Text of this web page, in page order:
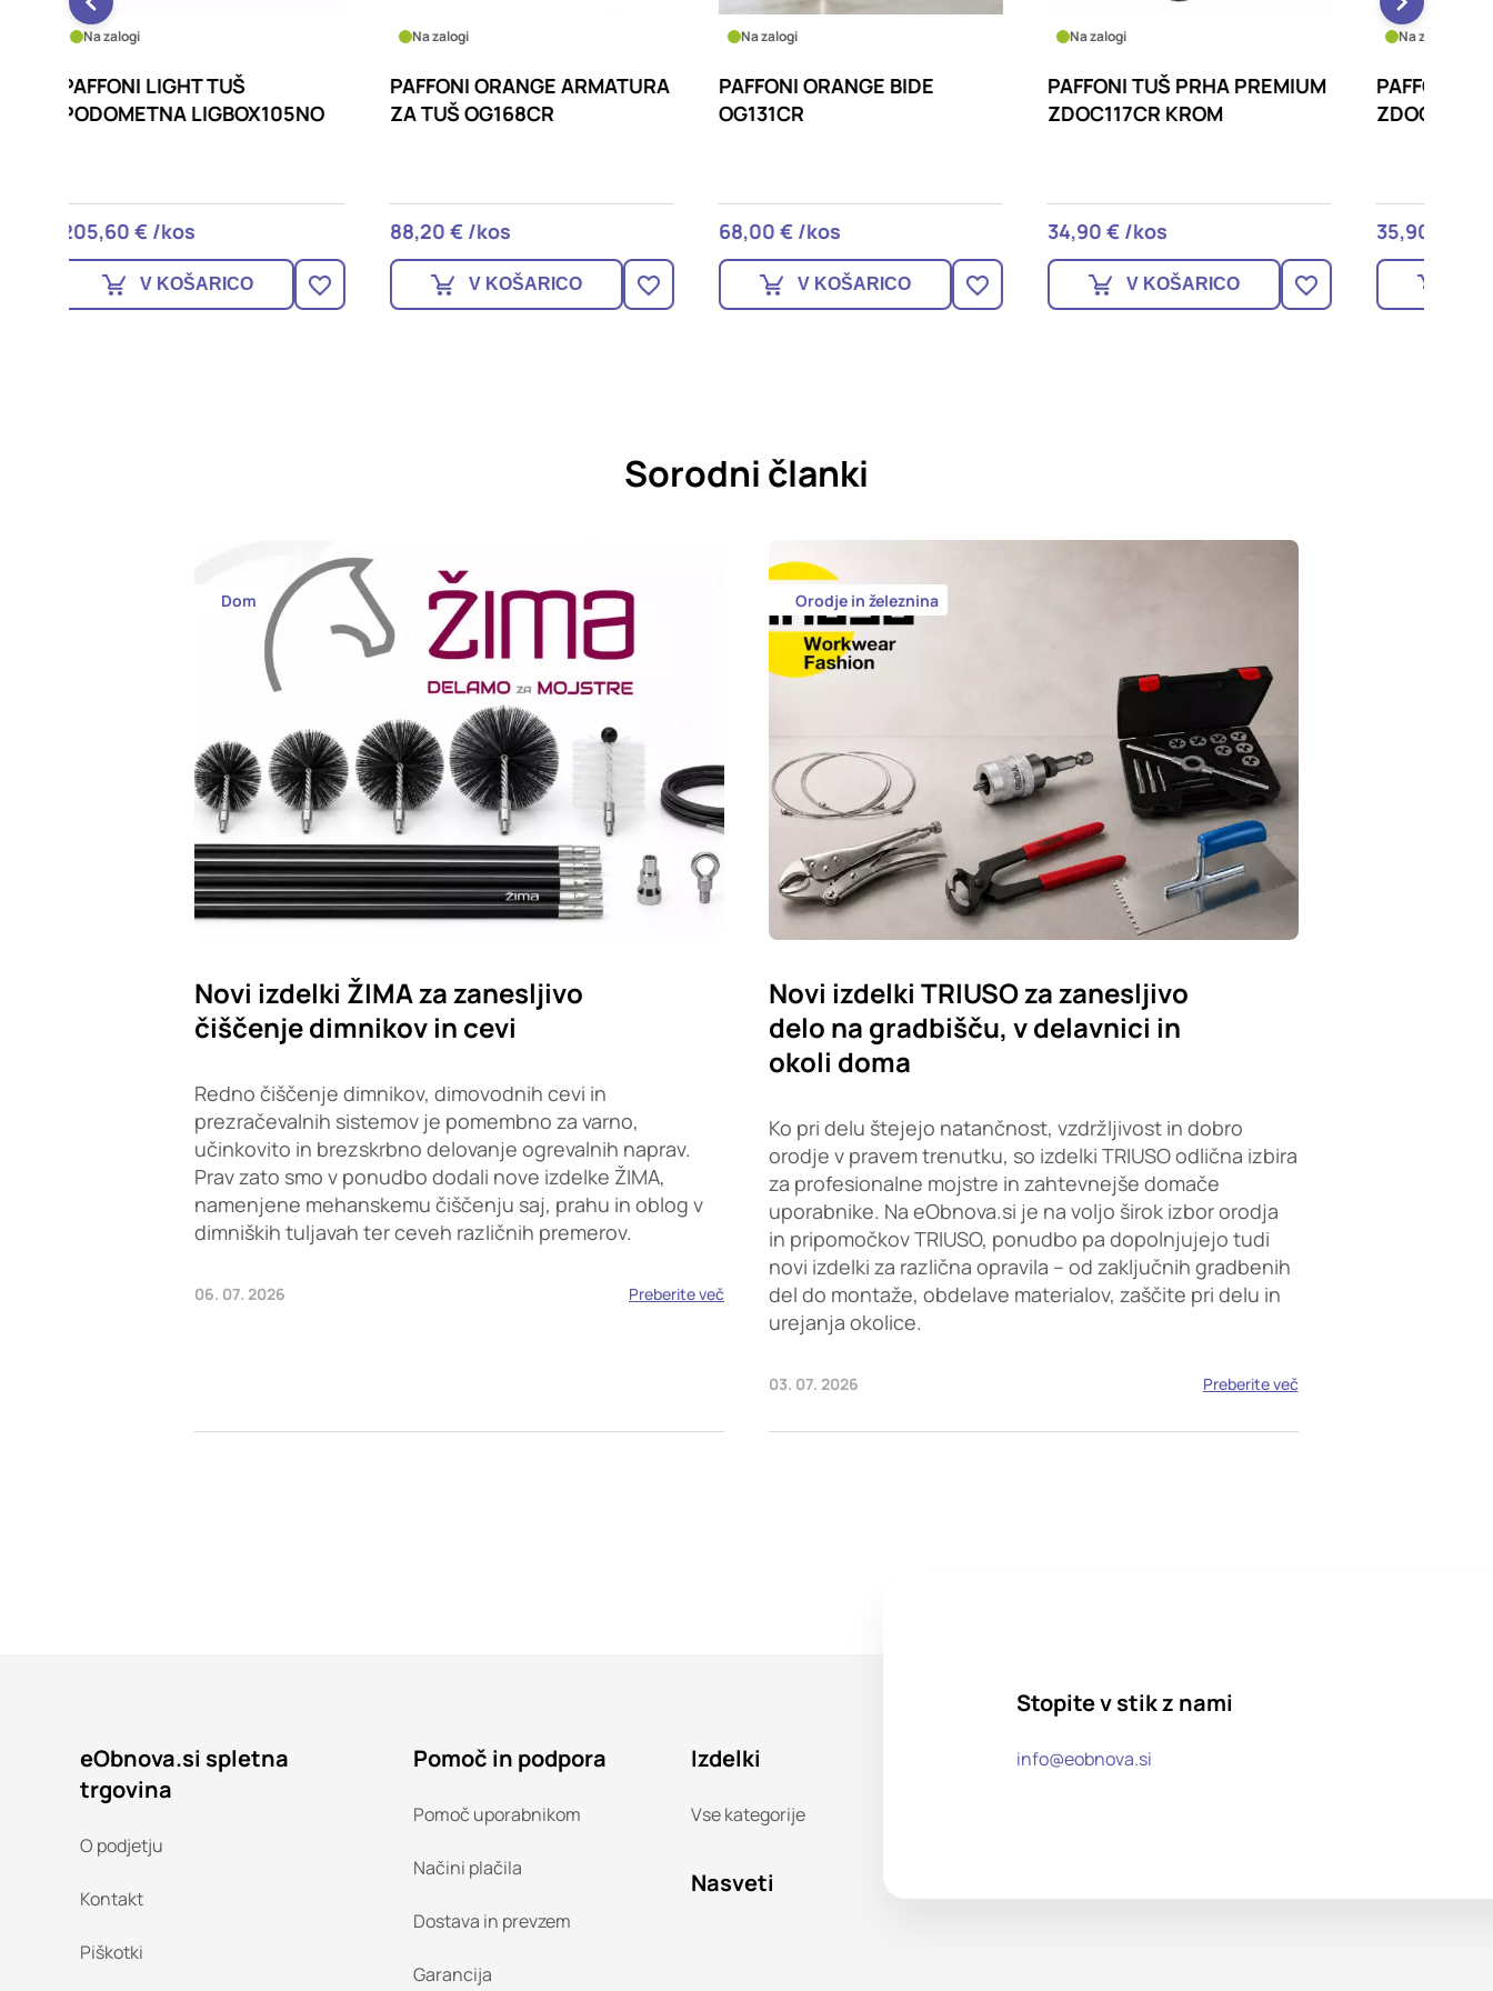
Na zalogi
PAFFONI ORANGE ARMATURA
ZA TUŠ OG168CR
88,20 € /kos
V KOŠARICO
Na zalogi
PAFFONI ORANGE BIDE
OG131CR
68,00 € /kos
V KOŠARICO
Na zalogi
PAFFONI TUŠ PRHA PREMIUM
ZDOC117CR KROM
34,90 € /kos
V KOŠARICO
Na zalogi
PAFFONI TUŠ PRHA ODEON
ZDOC106CR KROM
35,90 € /kos
V KOŠARICO
Sorodni članki
Dom
Novi izdelki ŽIMA za zanesljivo
čiščenje dimnikov in cevi
Redno čiščenje dimnikov, dimovodnih cevi in
prezračevalnih sistemov je pomembno za varno,
učinkovito in brezskrbno delovanje ogrevalnih naprav.
Prav zato smo v ponudbo dodali nove izdelke ŽIMA,
namenjene mehanskemu čiščenju saj, prahu in oblog v
dimniških tuljavah ter ceveh različnih premerov.
06. 07. 2026 Preberite več
Orodje in železnina
Novi izdelki TRIUSO za zanesljivo
delo na gradbišču, v delavnici in
okoli doma
Ko pri delu štejejo natančnost, vzdržljivost in dobro
orodje v pravem trenutku, so izdelki TRIUSO odlična izbira
za profesionalne mojstre in zahtevnejše domače
uporabnike. Na eObnova.si je na voljo širok izbor orodja
in pripomočkov TRIUSO, ponudbo pa dopolnjujejo tudi
novi izdelki za različna opravila – od zaključnih gradbenih
del do montaže, obdelave materialov, zaščite pri delu in
urejanja okolice.
03. 07. 2026 Preberite več
eObnova.si spletna
trgovina
O podjetju
Kontakt
Piškotki
Pomoč in podpora
Pomoč uporabnikom
Načini plačila
Dostava in prevzem
Garancija
Izdelki
Vse kategorije
Nasveti
Stopite v stik z nami
info@eobnova.si